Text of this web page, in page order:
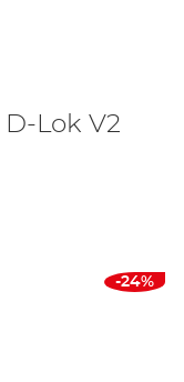
Lok V2
-24%